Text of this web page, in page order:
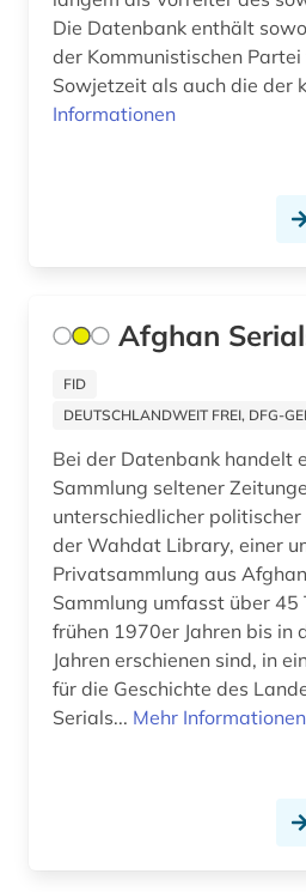
südasien (1)
taliban (2)
turksprachen (1)
ukraine (6)
unterdrückung (2)
unterhaltungsliteratur (1)
usa (2)
verzeichnis (1)
volk (1)
Die Datenbank enthält
der Kommunistischen
Sowjetzeit als auch die der
Informationen
Afghan
FID
DEUTSCHLANDWEIT FREI, DFG-
Bei der Datenbank handelt
Sammlung seltener
unterschiedlicher
der Wahdat Library, einer
Privatsammlung aus
Sammlung umfasst über 45
frühen 1970er Jahren bis in
Jahren erschienen sind, in
für die Geschichte des
Serials... Mehr Informationen